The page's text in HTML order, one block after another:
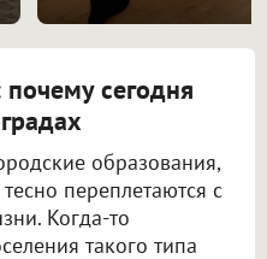
сегодня
образования,
переплетаются с
Когда-то
такого типа